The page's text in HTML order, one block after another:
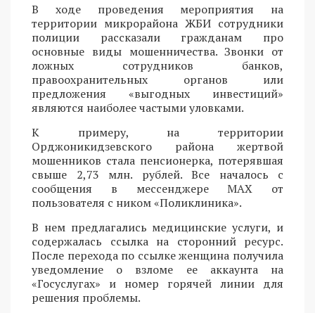
В ходе проведения мероприятия на
территории микрорайона ЖБИ сотрудники
полиции рассказали гражданам про
основные виды мошенничества. Звонки от
ложных сотрудников банков,
правоохранительных органов или
предложения «выгодных инвестиций»
являются наиболее частыми уловками.
К примеру, на территории
Орджоникидзевского района жертвой
мошенников стала пенсионерка, потерявшая
свыше 2,73 млн. рублей. Все началось с
сообщения в мессенджере MAX от
пользователя с ником «Поликлиника».
В нем предлагались медицинские услуги, и
содержалась ссылка на сторонний ресурс.
После перехода по ссылке женщина получила
уведомление о взломе ее аккаунта на
«Госуслугах» и номер горячей линии для
решения проблемы.